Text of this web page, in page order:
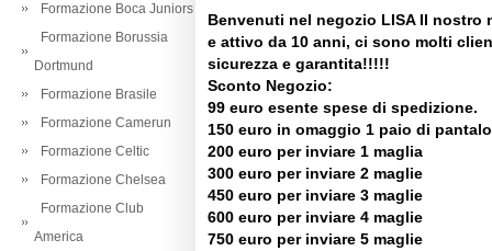
Formazione Boca Juniors
Formazione Borussia
Dortmund
Formazione Brasile
Formazione Camerun
Formazione Celtic
Formazione Chelsea
Formazione Club
America
Benvenuti nel negozio LISA Il nostro
e attivo da 10 anni, ci sono molti
sicurezza e garantita!!!!!
Sconto Negozio:
99 euro esente spese di spedizione.
150 euro in omaggio 1 paio di
200 euro per inviare 1 maglia
300 euro per inviare 2 maglie
450 euro per inviare 3 maglie
600 euro per inviare 4 maglie
750 euro per inviare 5 maglie